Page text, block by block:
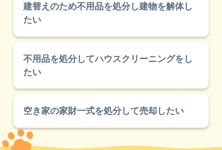
建替えのため不用品を処分し建物を解体し
たい
不用品を処分してハウスクリーニングをし
たい
空き家の家財一式を処分して売却したい